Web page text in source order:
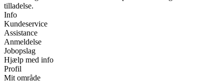
tilladelse.
Info
Kundeservice
Assistance
Anmeldelse
Jobopslag
Hjælp med info
Profil
Mit område